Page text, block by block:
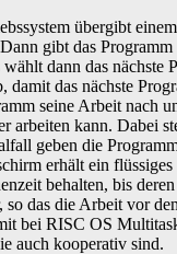
übergibt
gibt das
dann das nächste
das nächste
seine Arbeit nach
kann. Dabei
geben die
erhält ein
behalten, bis
so das die Arbeit vor
bei RISC OS
auch kooperativ sind.